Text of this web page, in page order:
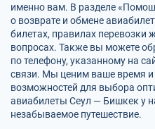
именно вам. В разделе
о возврате и обмене
билетах, правилах перевозки
вопросах. Также вы можете
по телефону, указанному на
связи. Мы ценим ваше время
возможностей для выбора
авиабилеты Сеул — Бишкек у
незабываемое путешествие.